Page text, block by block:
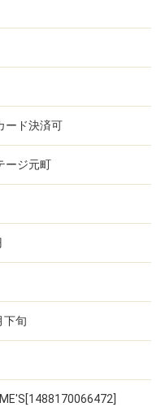
ード決済可
ージ元町
下旬